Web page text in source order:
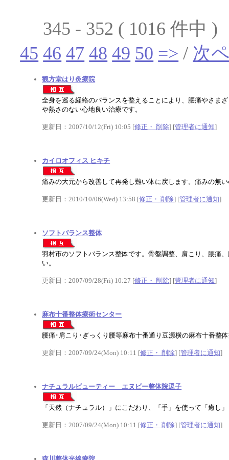
345 - 352 ( 1016 件
45 46 47 48 49 50 => / 次
観方堂はり灸療院
全身を巡る経絡のバランスを整えることにより、腰痛やさま
や熱さのない心地良い治療です。
更新日：2007/10/12(Fri) 10:05 [修正・ 削除] [管理者に通知]
カイロオフィス ヒキチ
痛みの大元から改善して再発し難い体に戻します。痛みの無
更新日：2010/10/06(Wed) 13:58 [修正・ 削除] [管理者に通知]
ソフトバランス整体
羽村市のソフトバランス整体です。骨盤調整、肩こり、腰痛
い。
更新日：2007/09/28(Fri) 10:27 [修正・ 削除] [管理者に通知]
麻布十番整体療術センター
腰痛･肩こり･ぎっくり腰等麻布十番通り豆源横の麻布十番整
更新日：2007/09/24(Mon) 10:11 [修正・ 削除] [管理者に通知]
ナチュラルビューティー エヌビー整体院逗子
「天然（ナチュラル）」にこだわり、「手」を使って「癒し
更新日：2007/09/24(Mon) 10:11 [修正・ 削除] [管理者に通知]